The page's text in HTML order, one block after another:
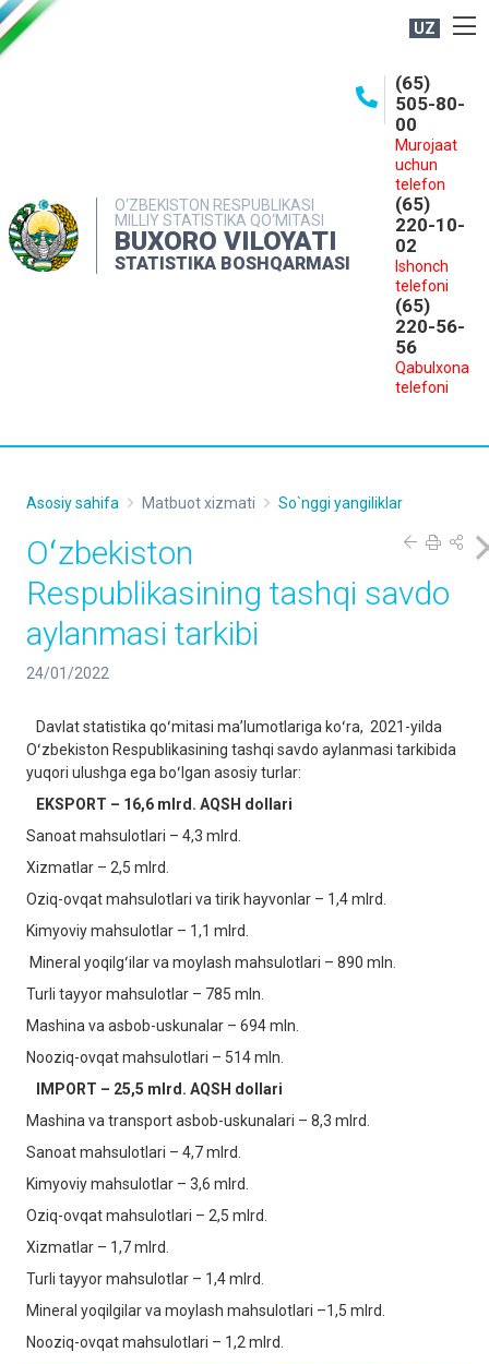
UZ
O‘ZBEKISTON RESPUBLIKASI
MILLIY STATISTIKA QO‘MITASI
BUXORO VILOYATI
STATISTIKA BOSHQARMASI
(65)
505-80-
00
Murojaat
uchun
telefon
(65)
220-10-
02
Ishonch
telefoni
(65)
220-56-
56
Qabulxona
telefoni
MATBUOT XIZMATI
MUROJAATLAR
Asosiy sahifa Matbuot xizmati So`nggi yangiliklar
Oʻzbekiston
Respublikasining tashqi savdo
aylanmasi tarkibi
24/01/2022
Davlat statistika qoʻmitasi maʼlumotlariga koʻra, 2021-yilda
Oʻzbekiston Respublikasining tashqi savdo aylanmasi tarkibida
yuqori ulushga ega boʻlgan asosiy turlar:
EKSPORT – 16,6 mlrd. AQSH dollari
Sanoat mahsulotlari – 4,3 mlrd.
Xizmatlar – 2,5 mlrd.
Oziq-ovqat mahsulotlari va tirik hayvonlar – 1,4 mlrd.
Kimyoviy mahsulotlar – 1,1 mlrd.
Mineral yoqilgʻilar va moylash mahsulotlari – 890 mln.
Turli tayyor mahsulotlar – 785 mln.
Mashina va asbob-uskunalar – 694 mln.
Nooziq-ovqat mahsulotlari – 514 mln.
IMPORT – 25,5 mlrd. AQSH dollari
Mashina va transport asbob-uskunalari – 8,3 mlrd.
Sanoat mahsulotlari – 4,7 mlrd.
Kimyoviy mahsulotlar – 3,6 mlrd.
Oziq-ovqat mahsulotlari – 2,5 mlrd.
Xizmatlar – 1,7 mlrd.
Turli tayyor mahsulotlar – 1,4 mlrd.
Mineral yoqilgilar va moylash mahsulotlari –1,5 mlrd.
Nooziq-ovqat mahsulotlari – 1,2 mlrd.